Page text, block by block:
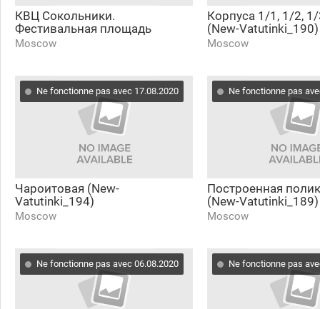
КВЦ Сокольники.
Фестивальная площадь
Moscow
Корпуса 1/1, 1/2,
(New-Vatutinki_190)
Moscow
Ne fonctionne pas avec 17.08.2020
Чароитовая (New-
Vatutinki_194)
Moscow
Ne fonctionne pas
Построенная
(New-Vatutinki_189)
Moscow
Ne fonctionne pas avec 06.08.2020 Ne fonctionne pas